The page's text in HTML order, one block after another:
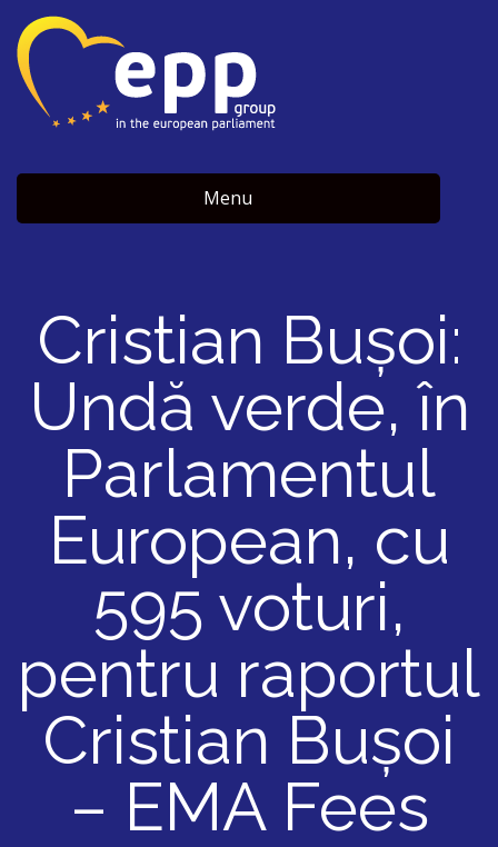
Menu
Cristian Bușoi:
Undă verde, în
Parlamentul
European, cu
595 voturi,
pentru raportul
Cristian Bușoi
– EMA Fees